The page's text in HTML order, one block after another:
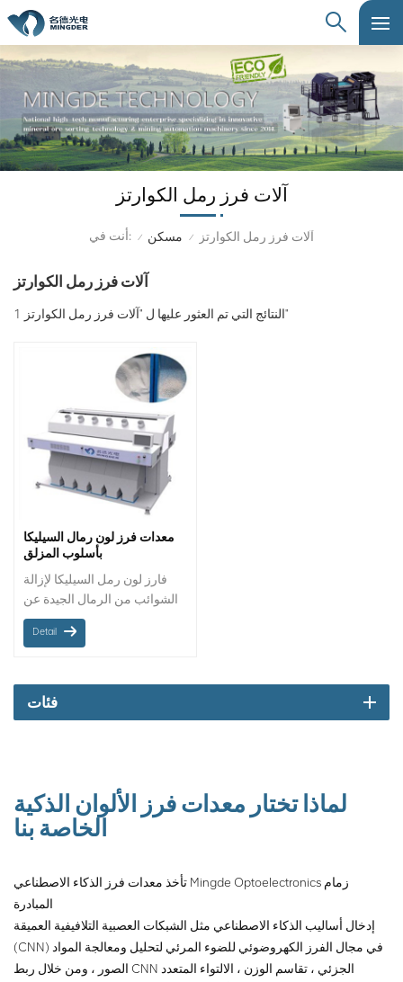
آلات فرز رمل الكوارتز
أنت في: / مسكن / آلات فرز رمل الكوارتز
آلات فرز رمل الكوارتز
1 النتائج التي تم العثور عليها ل "آلات فرز رمل الكوارتز"
معدات فرز لون رمال السيليكا
بأسلوب المزلق
فارز لون رمل السيليكا لإزالة
الشوائب من الرمال الجيدة عن
طريق اختلاف اللون في مصانع
معالجة الرمل. اتجاه المواد:
Detail
فئات
لماذا تختار معدات فرز الألوان الذكية
الخاصة بنا
تأخذ معدات فرز الذكاء الاصطناعي Mingde Optoelectronics زمام
المبادرة
إدخال أساليب الذكاء الاصطناعي مثل الشبكات العصبية التلافيفية العميقة
(CNN) في مجال الفرز الكهروضوئي للضوء المرئي لتحليل ومعالجة المواد
الصور ، ومن خلال ربط CNN الجزئي ، تقاسم الوزن ، الالتواء المتعدد